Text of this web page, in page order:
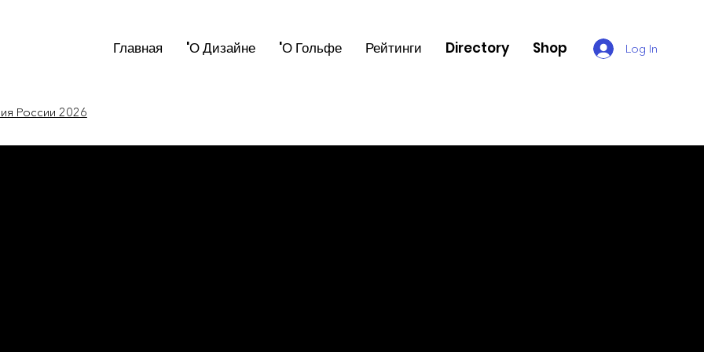
Главная 'О Дизайне 'О Гольфе Рейтинги Directory Shop Log In
России 2026